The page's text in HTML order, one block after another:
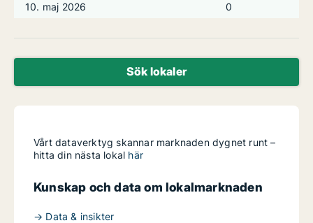
10. maj 2026
0
Sök lokaler
Vårt dataverktyg skannar marknaden dygnet runt –
hitta din nästa lokal här
Kunskap och data om lokalmarknaden
→ Data & insikter